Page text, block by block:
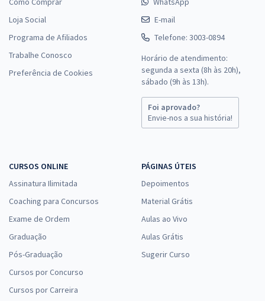
Loja Social
Programa de Afiliados
Trabalhe Conosco
Preferência de Cookies
E-mail
Telefone: 3003-0894
Horário de atendimento:
segunda a sexta (8h às 20h),
sábado (9h às 13h).
Foi aprovado?
Envie-nos a sua história!
CURSOS ONLINE
Assinatura Ilimitada
Coaching para Concursos
Exame de Ordem
Graduação
Pós-Graduação
Cursos por Concurso
Cursos por Carreira
PÁGINAS ÚTEIS
Depoimentos
Material Grátis
Aulas ao Vivo
Aulas Grátis
Sugerir Curso